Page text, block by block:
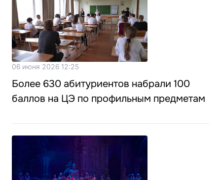
06 июня 2026 12:25
Более 630 абитуриентов набрали 100
баллов на ЦЭ по профильным предметам